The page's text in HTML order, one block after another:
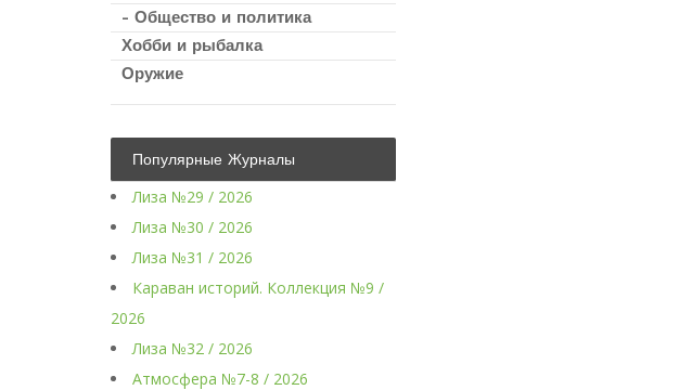
- Общество и политика
Хобби и рыбалка
Оружие
Популярные Журналы
Лиза №29 / 2026
Лиза №30 / 2026
Лиза №31 / 2026
Караван историй. Коллекция №9 /
2026
Лиза №32 / 2026
Атмосфера №7-8 / 2026